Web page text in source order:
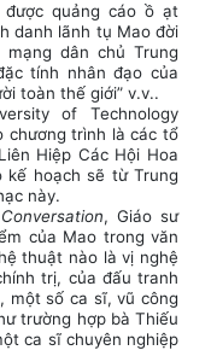
được quảng cáo ồ ạt
danh lãnh tụ Mao đời
mạng dân chủ Trung
tính nhân đạo của
toàn thế giới” v.v..
of Technology
chương trình là các tổ
Hiệp Các Hội Hoa
kế hoạch sẽ từ Trung
này.
, Giáo sư
của Mao trong văn
thuật nào là vị nghệ
trị, của đấu tranh
một số ca sĩ, vũ công
trường hợp bà Thiếu
ca sĩ chuyên nghiệp